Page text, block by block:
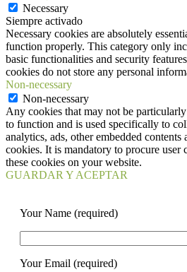
Necessary
Siempre activado
Necessary cookies are absolutely
function properly. This category only
basic functionalities and security
cookies do not store any personal
Non-necessary
Non-necessary
Any cookies that may not be
to function and is used specifically to
analytics, ads, other embedded contents
cookies. It is mandatory to procure user
these cookies on your website.
GUARDAR Y ACEPTAR
Your Name (required)
Your Email (required)